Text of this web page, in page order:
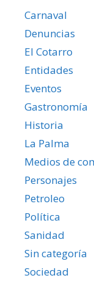
Carnaval
Denuncias
El Cotarro
Entidades
Eventos
Gastronomía
Historia
La Palma
Medios de
Personajes
Petroleo
Política
Sanidad
Sin categoría
Sociedad